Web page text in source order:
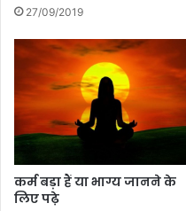
27/09/2019
कर्म बड़ा हैं या भाग्य जानने के
लिए पढ़े